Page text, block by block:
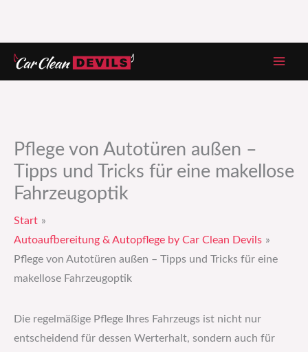
Zum
Inhalt
Pflege von Autotüren außen –
Tipps und Tricks für eine makellose
Fahrzeugoptik
Start
Autoaufbereitung & Autopflege by Car Clean Devils
Pflege von Autotüren außen – Tipps und Tricks für eine
makellose Fahrzeugoptik
Die regelmäßige Pflege Ihres Fahrzeugs ist nicht nur
entscheidend für dessen Werterhalt, sondern auch für